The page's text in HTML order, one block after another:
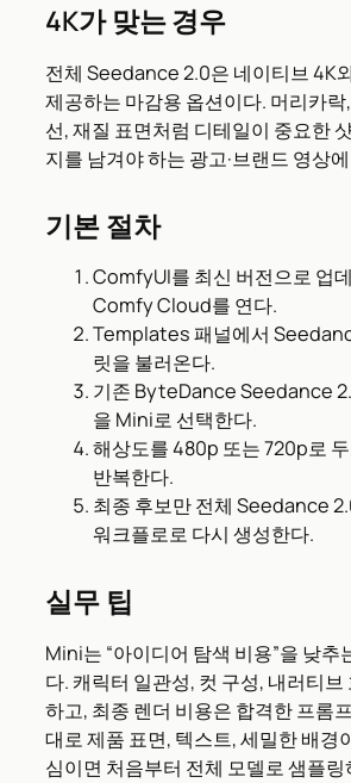
4K가 맞는 경우
전체 Seedance 2.0은 네이티브 4K
제공하는 마감용 옵션이다. 머리카락
선, 재질 표면처럼 디테일이 중요한
지를 남겨야 하는 광고·브랜드 영상
기본 절차
ComfyUI를 최신 버전으로 업
Comfy Cloud를 연다.
Templates 패널에서
릿을 불러온다.
기존 ByteDance Seedance
을 Mini로 선택한다.
해상도를 480p 또는 720p로
반복한다.
최종 후보만 전체 Seedance
워크플로로 다시 생성한다.
실무 팁
Mini는 “아이디어 탐색 비용”을 낮추
다. 캐릭터 일관성, 컷 구성, 내러티브
하고, 최종 렌더 비용은 합격한 프롬
대로 제품 표면, 텍스트, 세밀한 배경
심이면 처음부터 전체 모델로 샘플